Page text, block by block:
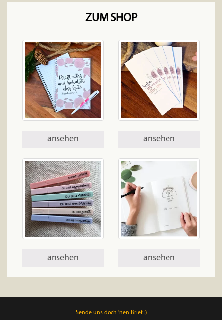
ZUM SHOP
ansehen ansehen
ansehen ansehen
Sende uns doch 'nen Brief :)